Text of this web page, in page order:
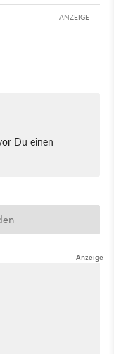
ANZEIGE
Du einen